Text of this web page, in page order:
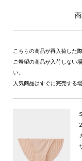
こちらの商品が再入荷した
ご希望の商品が入荷しない
い。
人気商品はすぐに完売する